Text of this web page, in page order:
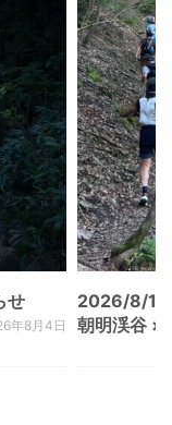
せ
年8月4日
2026/8/
朝明渓谷 ×